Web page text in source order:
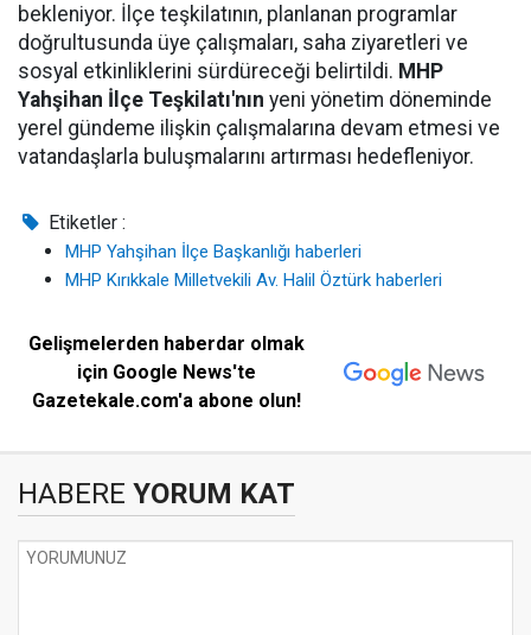
bekleniyor. İlçe teşkilatının, planlanan programlar
doğrultusunda üye çalışmaları, saha ziyaretleri ve
sosyal etkinliklerini sürdüreceği belirtildi. MHP
Yahşihan İlçe Teşkilatı'nın yeni yönetim döneminde
yerel gündeme ilişkin çalışmalarına devam etmesi ve
vatandaşlarla buluşmalarını artırması hedefleniyor.
Etiketler :
MHP Yahşihan İlçe Başkanlığı haberleri
MHP Kırıkkale Milletvekili Av. Halil Öztürk haberleri
Gelişmelerden haberdar olmak
için Google News'te
Gazetekale.com'a abone olun!
HABERE YORUM KAT